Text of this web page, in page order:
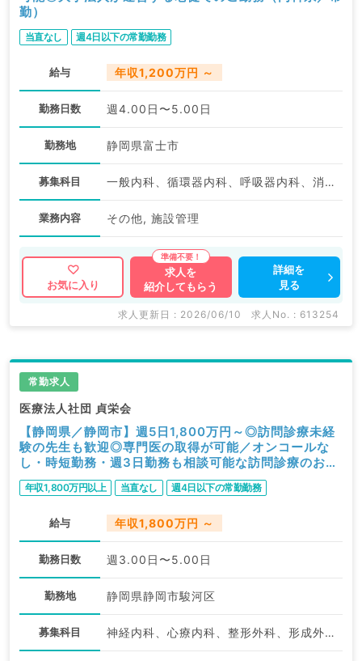
勤）
当直なし 週4日以下の常勤勤務
給与 年収1,200万円 ～
勤務日数 週4.00日〜5.00日
勤務地 静岡県富士市
募集科目 一般内科、循環器内科、呼吸器内科、消化器内科、内分泌・代謝内科、腎臓内科、老年内科
業務内容 その他, 施設管理
お気に入り
求人を
紹介してもらう
詳細を
見る
求人更新日 : 2026/06/10 求人No. : 613254
常勤求人
医療法人社団 貞栄会
【静岡県／静岡市】週5日1,800万円～◎訪問診療未経
験の先生も歓迎◎専門医の取得が可能／オンコールな
し・時短勤務・週3日勤務も相談可能な訪問診療のお仕
事（内科系・外科系／常勤）
年収1,800万円以上 当直なし 週4日以下の常勤勤務
給与 年収1,800万円 ～
勤務日数 週3.00日〜5.00日
勤務地 静岡県静岡市駿河区
募集科目 神経内科、心療内科、整形外科、形成外科、美容外科、脳神経外科、呼吸器外科、心臓血管外科、小児外科、泌尿器科、一般内科、循環器内科、呼吸器内科、消化器内科、内分泌・代謝内科、腎臓内科、老年内科、外科系全般、一般外科、消化器外科、乳腺外科、膠原病科、スポーツ整形外科、大腸・肛門外科、脊髄・脊椎外科